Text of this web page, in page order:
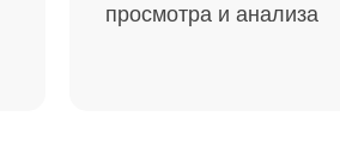
просмотра и анализа